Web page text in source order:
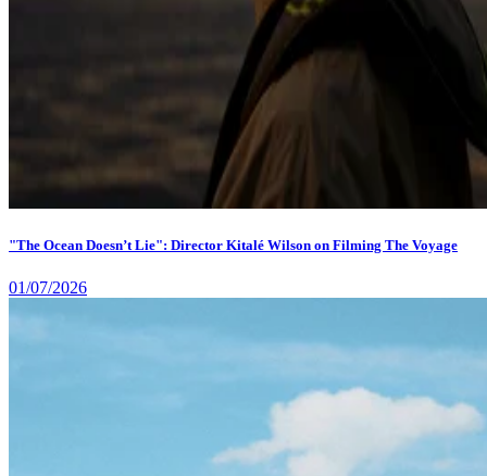
"The Ocean Doesn’t Lie": Director Kitalé Wilson on Filming The Voyage
01/07/2026